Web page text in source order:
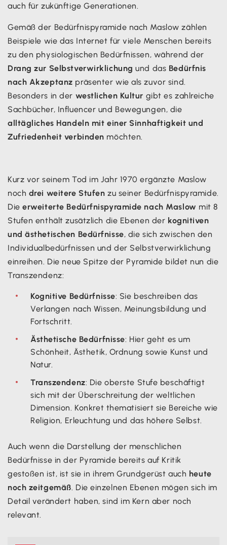
auch für zukünftige Generationen.
Gemäß der Bedürfnispyramide nach Maslow zählen
Beispiele wie das Internet für viele Menschen bereits
zu den physiologischen Bedürfnissen, während der
Drang zur Selbstverwirklichung und das Bedürfnis
nach Akzeptanz präsenter wie als zuvor sind.
Besonders in der westlichen Kultur gibt es zahlreiche
Sachbücher, Influencer und Bewegungen, die
alltägliches Handeln mit einer Sinnhaftigkeit und
Zufriedenheit verbinden möchten.
Kurz vor seinem Tod im Jahr 1970 ergänzte Maslow
noch drei weitere Stufen zu seiner Bedürfnispyramide.
Dieerweiterte Bedürfnispyramide nach Maslow mit 8
Stufen enthält zusätzlich die Ebenen der kognitiven
und ästhetischen Bedürfnisse, die sich zwischen den
Individualbedürfnissen und der Selbstverwirklichung
einreihen. Die neue Spitze der Pyramide bildet nun die
Transzendenz:
Kognitive Bedürfnisse: Sie beschreiben das
Verlangen nach Wissen, Meinungsbildung und
Fortschritt.
Ästhetische Bedürfnisse: Hier geht es um
Schönheit, Ästhetik, Ordnung sowie Kunst und
Natur.
Transzendenz: Die oberste Stufe beschäftigt
sich mit der Überschreitung der weltlichen
Dimension. Konkret thematisiert sie Bereiche wie
Religion, Erleuchtung und das höhere Selbst.
Auch wenn die Darstellung der menschlichen
Bedürfnisse in der Pyramide bereits auf Kritik
gestoßen ist, ist sie in ihrem Grundgerüst auch heute
noch zeitgemäß. Die einzelnen Ebenen mögen sich im
Detail verändert haben, sind im Kern aber noch
relevant.